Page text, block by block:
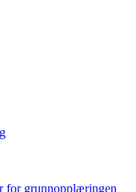
for grunnopplæringen